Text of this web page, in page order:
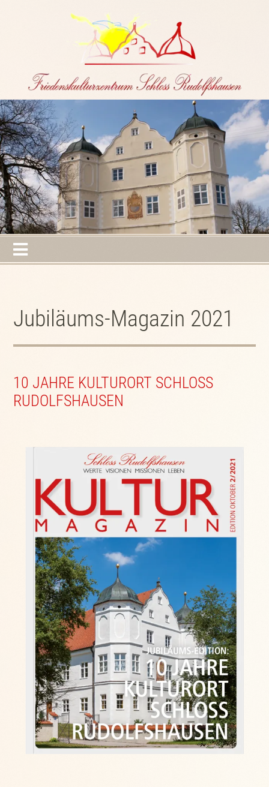
Jubiläums-Magazin 2021
10 JAHRE KULTURORT SCHLOSS
RUDOLFSHAUSEN